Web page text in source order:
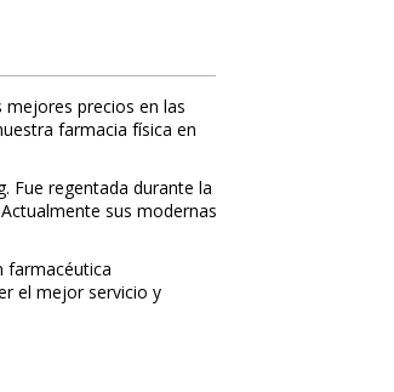
precios en las
farmacia física en
Fue regentada durante la
sus modernas
farmacéutica
el mejor servicio y